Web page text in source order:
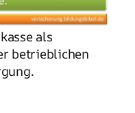
als
betrieblichen